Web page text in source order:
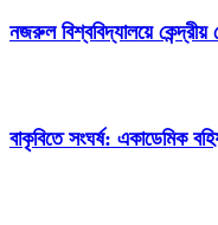
নজরুল বিশ্ববিদ্যালয়ে কেন্দ্রীয়
বাকৃবিতে সংঘর্ষ: একাডেমিক